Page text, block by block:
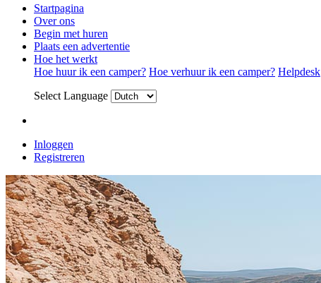
Startpagina
Over ons
Begin met huren
Plaats een advertentie
Hoe het werkt
Hoe huur ik een camper? Hoe verhuur ik een camper? Helpdesk
Select Language
Inloggen
Registreren